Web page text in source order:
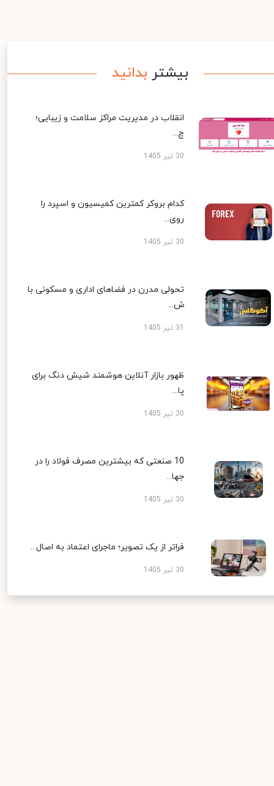
بیشتر بدانید
انقلاب در مدیریت مراکز سلامت و زیبایی؛
چ...
30 تیر 1405
کدام بروکر کمترین کمیسیون و اسپرد را
روی...
30 تیر 1405
تحولی مدرن در فضاهای اداری و مسکونی با
ش...
ظهور بازار آنلاین هوشمند شیش دنگ برای
پا...
30 تیر 1405
10 صنعتی که بیشترین مصرف فولاد را در
جها...
30 تیر 1405
فراتر از یک تصویر؛ ماجرای اعتماد به اصال...
30 تیر 1405